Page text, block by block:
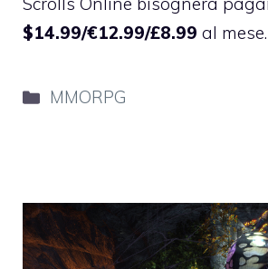
$14.99/€12.99/£8.99 al mese.
Categorie
MMORPG